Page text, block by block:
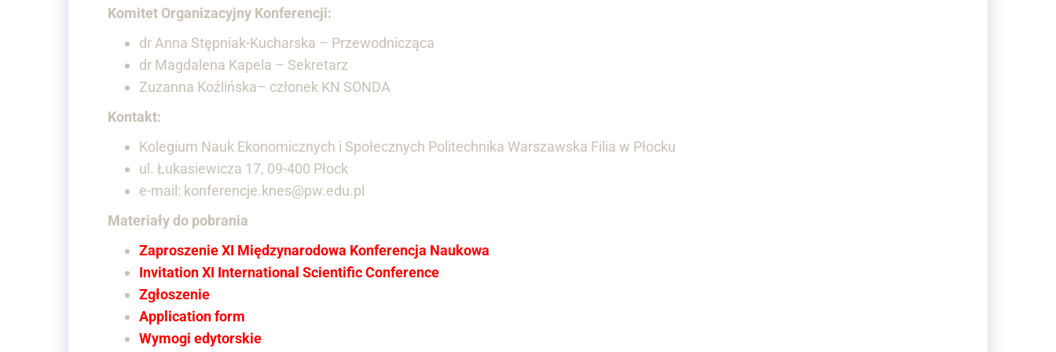
Komitet Organizacyjny Konferencji:
dr Anna Stępniak-Kucharska – Przewodnicząca
dr Magdalena Kapela – Sekretarz
Zuzanna Koźlińska– członek KN SONDA
Kontakt:
Kolegium Nauk Ekonomicznych i Społecznych Politechnika Warszawska Filia w Płocku
ul. Łukasiewicza 17, 09-400 Płock
e-mail: konferencje.knes@pw.edu.pl
Materiały do pobrania
Zaproszenie XI Międzynarodowa Konferencja Naukowa
Invitation XI International Scientific Conference
Zgłoszenie
Application form
Wymogi edytorskie